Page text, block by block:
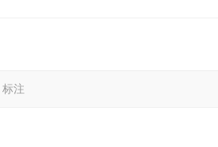
标注